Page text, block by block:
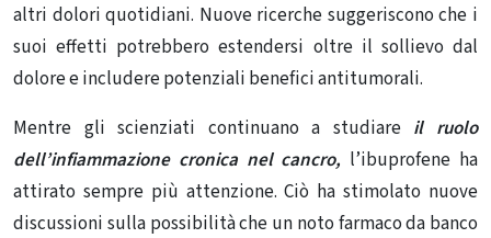
altri dolori quotidiani. Nuove ricerche suggeriscono che i
suoi effetti potrebbero estendersi oltre il sollievo dal
dolore e includere potenziali benefici antitumorali.
Mentre gli scienziati continuano a studiare il ruolo
dell’infiammazione cronica nel cancro, l’ibuprofene ha
attirato sempre più attenzione. Ciò ha stimolato nuove
discussioni sulla possibilità che un noto farmaco da banco